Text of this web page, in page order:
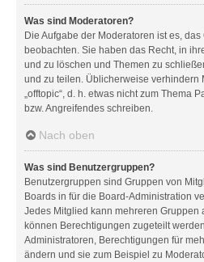
Was sind Moderatoren?
Die Aufgabe der Moderatoren ist es,
beobachten. Sie haben das Recht, in
und zu löschen und Themen zu
und zu teilen. Üblicherweise verhindern
„offtopic“, d. h. etwas nicht zum Thema
bzw. Angreifendes schreiben.
Nach oben
Was sind Benutzergruppen?
Benutzergruppen sind Gruppen von
Boards in für die Board-Administration
Jedes Mitglied kann mehreren Gruppen
können Berechtigungen zugeteilt
Administratoren, Berechtigungen für
ändern und sie zum Beispiel zu